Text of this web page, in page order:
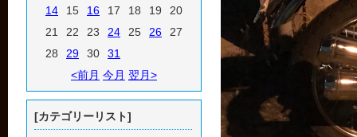
14
15 16 17 18 19
20
21
22 23 24 25 26
27
28
29 30
31
<前月 今月 翌月>
[カテゴリーリスト]